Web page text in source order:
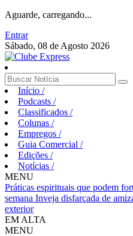
Aguarde, carregando...
Entrar
Sábado, 08 de Agosto 2026
Início /
Podcasts /
Classificados /
Colunas /
Empregos /
Guia Comercial /
Edições /
Notícias /
MENU
Práticas espirituais que podem
semana Inveja disfarçada de
exterior
EM ALTA
MENU